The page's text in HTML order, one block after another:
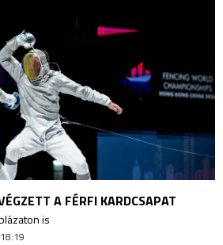
A FÉRFI KARDCSAPAT
is